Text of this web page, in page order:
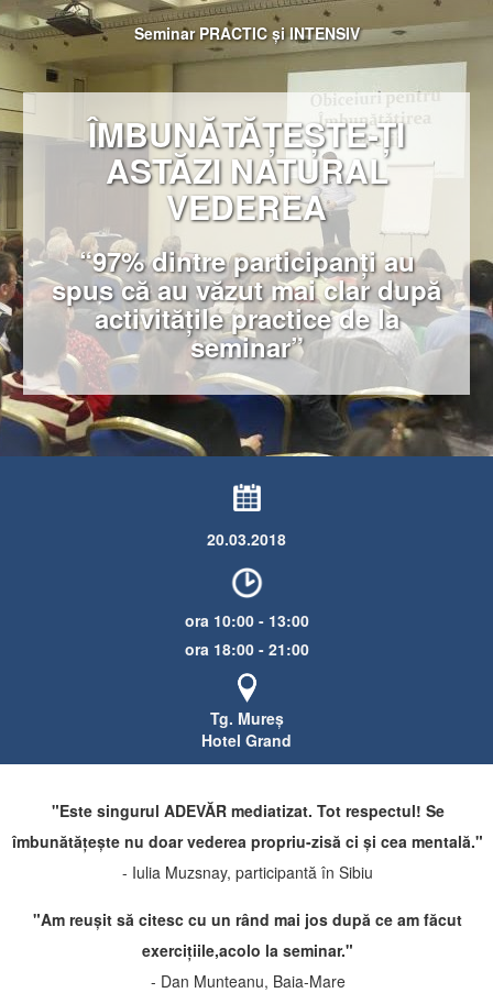
Seminar PRACTIC și INTENSIV
ÎMBUNĂTĂȚEȘTE-ȚI
ASTĂZI NATURAL
VEDEREA
“97% dintre participanți au
spus căau văzut mai clardupă
activitățile practice de la
seminar”
20.03.2018
​ora 10:00 - 13:00
​ora 18:00 - 21:00
​Tg. Mureș
Hotel Grand
"Este singurul ADEVĂR mediatizat. Tot respectul! Se
îmbunătățește nu doar vederea propriu-zisă ci și cea mentală."
- Iulia Muzsnay, participantă în Sibiu
"Am reușit să citesc cu un rând mai jos după ce am făcut
exercițiile,acolo la seminar."
- Dan Munteanu, Baia-Mare